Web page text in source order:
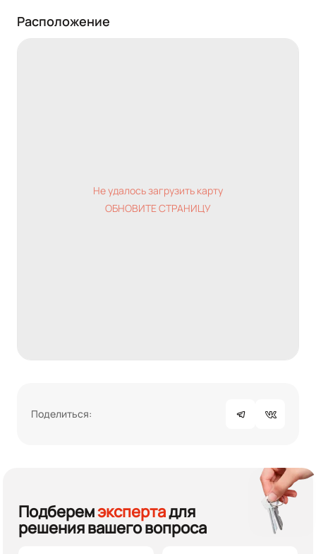
Расположение
Не удалось загрузить карту
ОБНОВИТЕ СТРАНИЦУ
Поделиться:
Подберемэкспертадля
решения вашего вопроса